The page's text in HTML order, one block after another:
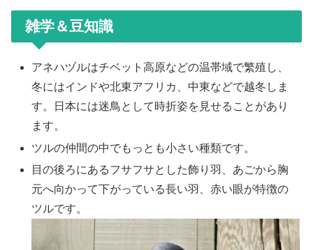
雑学＆豆知識
アネハヅルはチベット高原などの温帯域で繁殖し、
冬にはインドや北東アフリカ、中東などで越冬しま
す。日本には迷鳥として時折姿を見せることがあり
ます。
ツルの仲間の中でもっとも小さい種類です。
目の後ろにあるフサフサとした飾り羽、あごから胸
元へ向かって下がっている長い羽、赤い眼が特徴の
ツルです。